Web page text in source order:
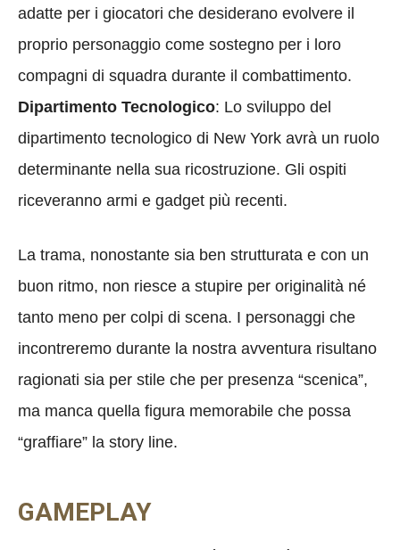
adatte per i giocatori che desiderano evolvere il
proprio personaggio come sostegno per i loro
compagni di squadra durante il combattimento.
Dipartimento Tecnologico: Lo sviluppo del
dipartimento tecnologico di New York avrà un ruolo
determinante nella sua ricostruzione. Gli ospiti
riceveranno armi e gadget più recenti.
La trama, nonostante sia ben strutturata e con un
buon ritmo, non riesce a stupire per originalità né
tanto meno per colpi di scena. I personaggi che
incontreremo durante la nostra avventura risultano
ragionati sia per stile che per presenza “scenica”,
ma manca quella figura memorabile che possa
“graffiare” la story line.
GAMEPLAY